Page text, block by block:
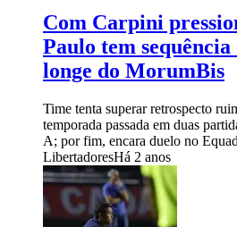
Com Carpini
Paulo tem sequência
longe do MorumBis
Time tenta superar retrospecto
temporada passada em duas
A; por fim, encara duelo no
LibertadoresHá 2 anos